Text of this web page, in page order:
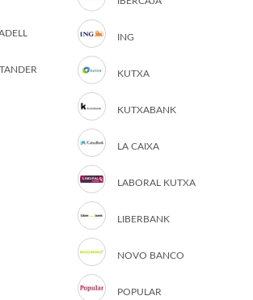
ING
KUTXA
KUTXABANK
LA CAIXA
LABORAL KUTXA
LIBERBANK
NOVO BANCO
POPULAR